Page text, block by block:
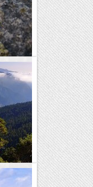
tot clar